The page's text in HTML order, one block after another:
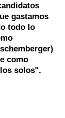
gastamos
todo lo
como
solos".